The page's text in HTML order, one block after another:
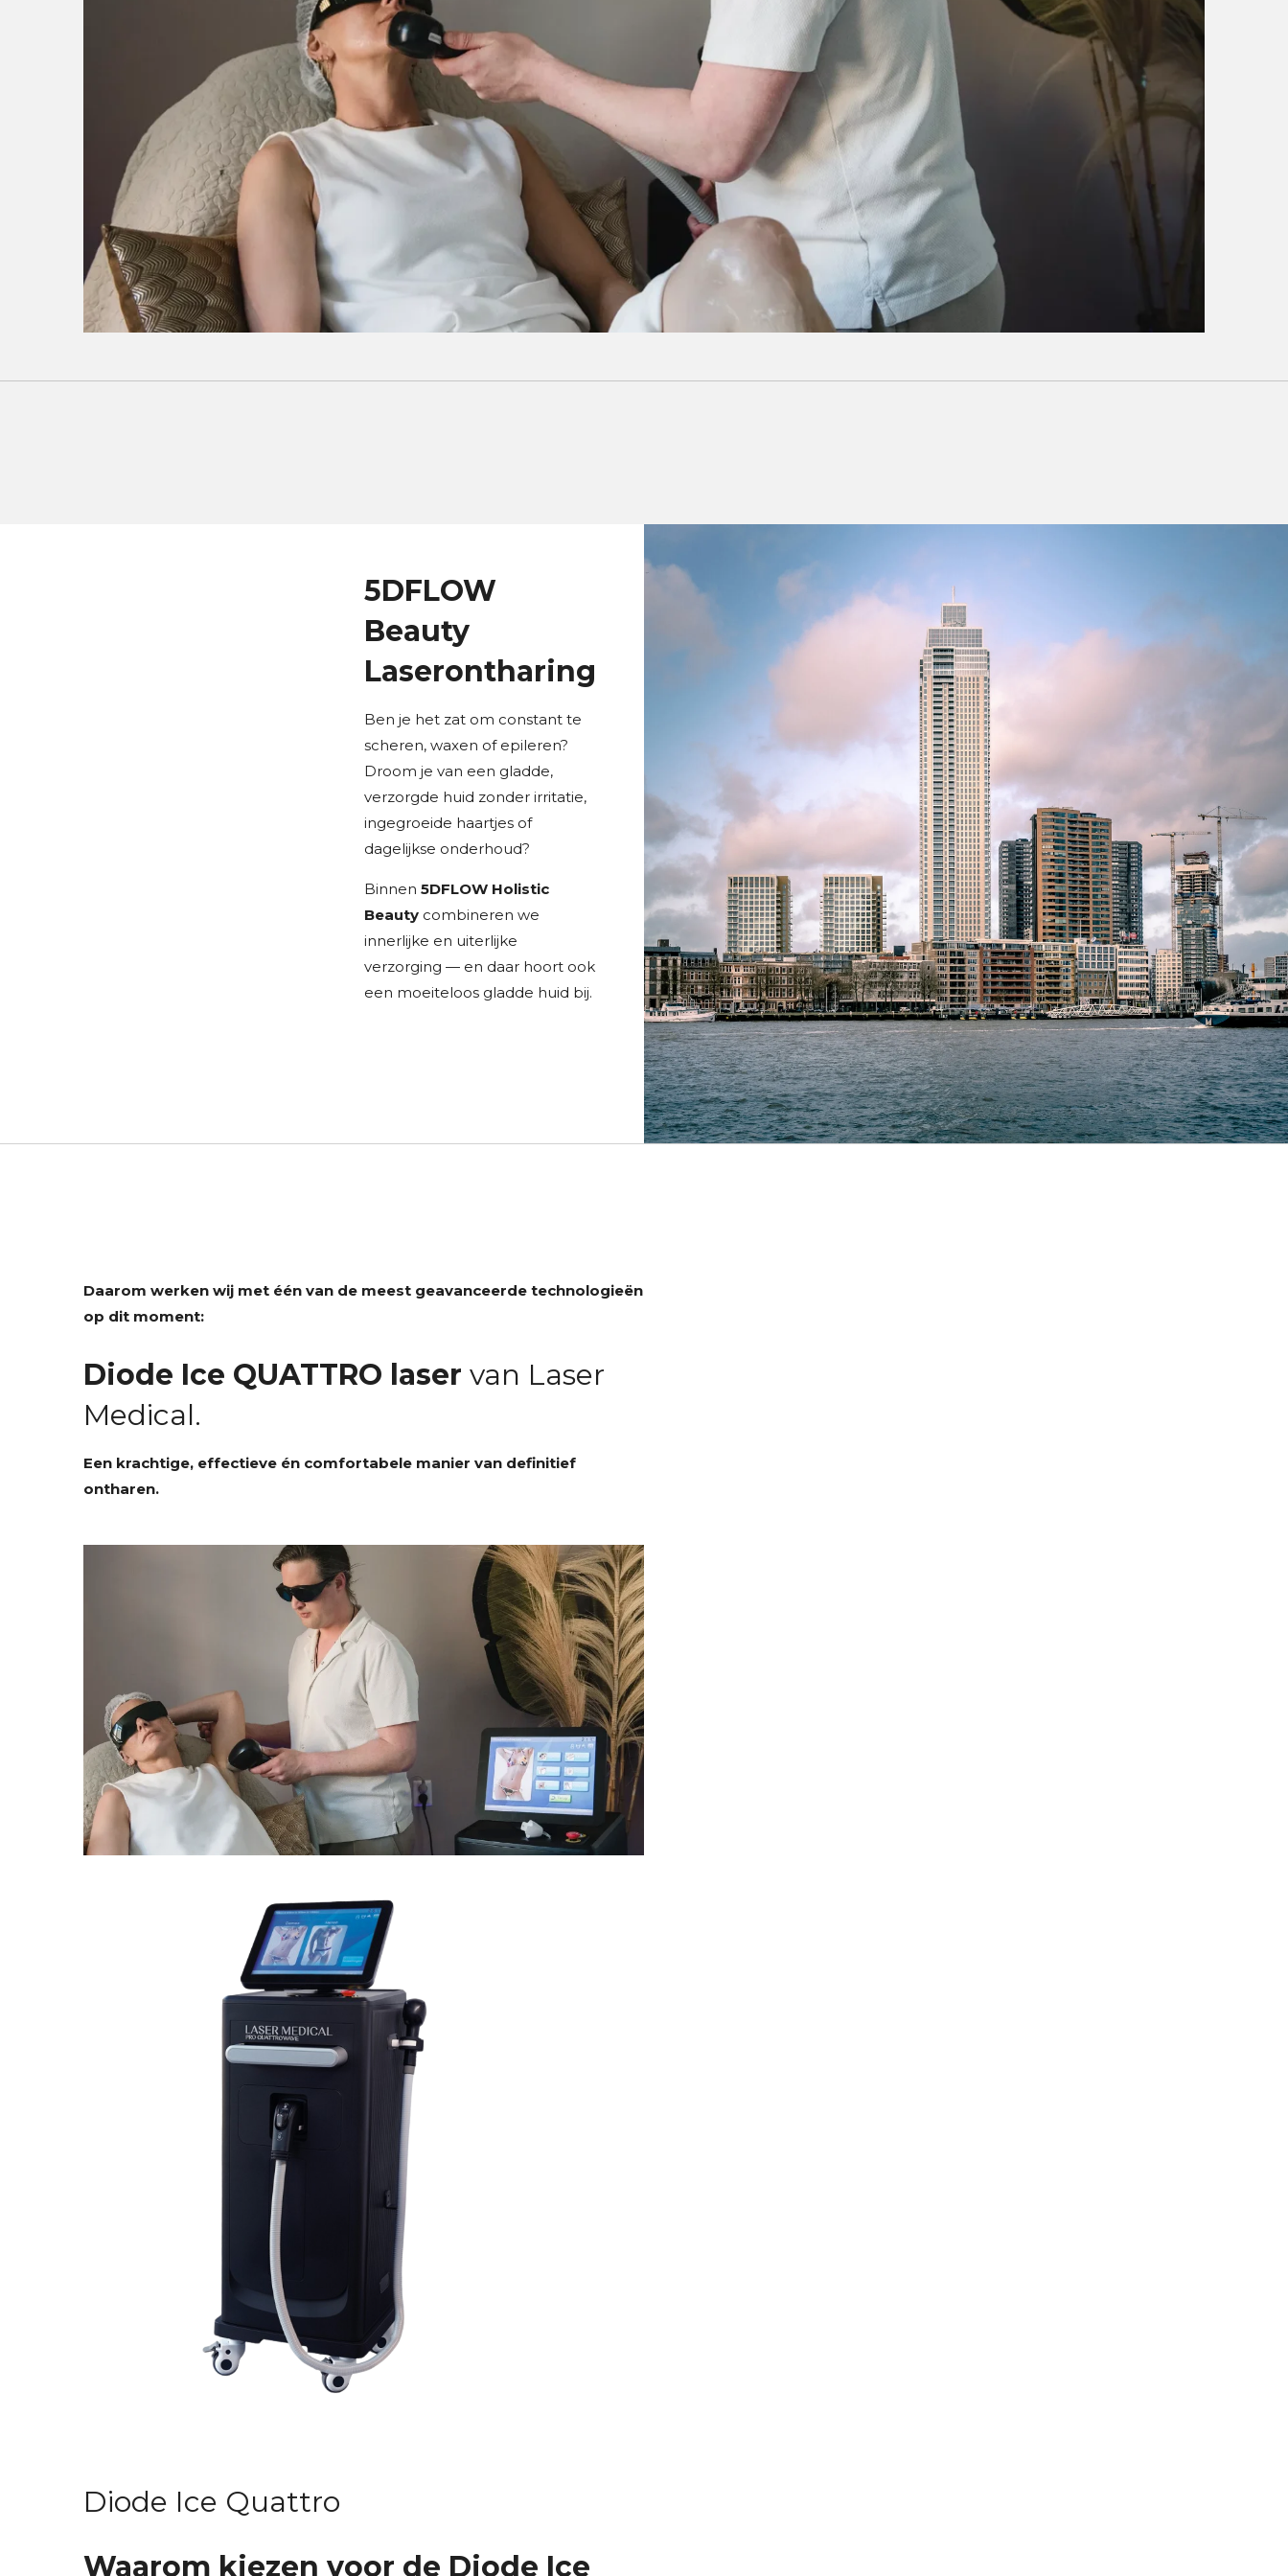
5DFLOW
Beauty
Laserontharing
Ben je het zat om constant te
scheren, waxen of epileren?
Droom je van een gladde,
verzorgde huid zonder irritatie,
ingegroeide haartjes of
dagelijkse onderhoud?
Binnen 5DFLOW Holistic
Beautycombineren we
innerlijke en uiterlijke
verzorging — en daar hoort ook
een moeiteloos gladde huid bij.
Daarom werken wij met één van de meest geavanceerde technologieën
op dit moment:
Diode Ice QUATTRO laser van Laser
Medical.
Een krachtige, effectieve én comfortabele manier van definitief
ontharen.
Diode Ice Quattro
Waarom kiezen voor de Diode Ice